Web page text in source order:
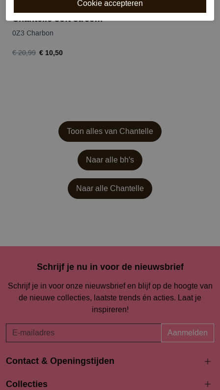
Chantelle soft strech string
0Z3 Charbon
€ 20,99 € 10,50
Toon alles van Chantelle
Naar alle bh's
Naar alle Chantelle
Schrijf je nu in voor de nieuwsbrief
Schrijf je in voor onze nieuwsbrief en blijf op de hoogte van
de nieuwe collecties, laatste trends én acties. Laat je
inspireren!
Aanmelden
Contact & Openingstijden
Langestraat 94-96
Collecties